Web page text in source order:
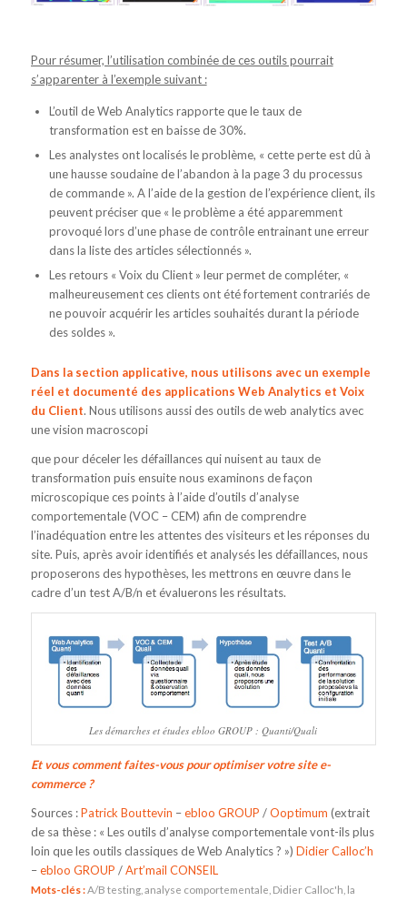
Pour résumer, l’utilisation combinée de ces outils pourrait
s’apparenter à l’exemple suivant :
L’outil de Web Analytics rapporte que le taux de
transformation est en baisse de 30%.
Les analystes ont localisés le problème, « cette perte est dû à
une hausse soudaine de l’abandon à la page 3 du processus
de commande ». A l’aide de la gestion de l’expérience client, ils
peuvent préciser que « le problème a été apparemment
provoqué lors d’une phase de contrôle entrainant une erreur
dans la liste des articles sélectionnés ».
Les retours « Voix du Client » leur permet de compléter, «
malheureusement ces clients ont été fortement contrariés de
ne pouvoir acquérir les articles souhaités durant la période
des soldes ».
Dans la section applicative, nous utilisons avec un exemple
réel et documenté des applications Web Analytics et Voix
du Client. Nous utilisons aussi des outils de web analytics avec
une vision macroscopi
que pour déceler les défaillances qui nuisent au taux de
transformation puis ensuite nous examinons de façon
microscopique ces points à l’aide d’outils d’analyse
comportementale (VOC – CEM) afin de comprendre
l’inadéquation entre les attentes des visiteurs et les réponses du
site. Puis, après avoir identifiés et analysés les défaillances, nous
proposerons des hypothèses, les mettrons en œuvre dans le
cadre d’un test A/B/n et évaluerons les résultats.
Les démarches et études ebloo GROUP : Quanti/Quali
Et vous comment faites-vous pour optimiser votre site e-
commerce ?
Sources :Patrick Bouttevin –ebloo GROUP /Ooptimum (extrait
de sa thèse : « Les outils d’analyse comportementale vont-ils plus
loin que les outils classiques de Web Analytics ? ») Didier Calloc’h
–ebloo GROUP /Art’mail CONSEIL
Mots-clés :A/B testing, analyse comportementale Didier Calloc'h la